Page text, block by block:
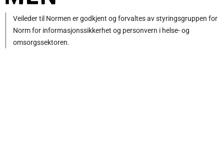
Veileder til Normen er godkjent og forvaltes av styringsgruppen for
Norm for informasjonssikkerhet og personvern i helse- og
omsorgssektoren.